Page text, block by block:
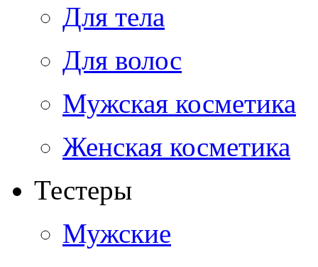
Для тела
Для волос
Мужская косметика
Женская косметика
Тестеры
Мужские